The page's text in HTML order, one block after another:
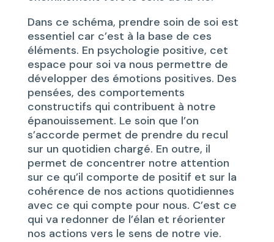
Dans ce schéma, prendre soin de soi est
essentiel car c’est à la base de ces
éléments. En psychologie positive, cet
espace pour soi va nous permettre de
développer des émotions positives. Des
pensées, des comportements
constructifs qui contribuent à notre
épanouissement. Le soin que l’on
s’accorde permet de prendre du recul
sur un quotidien chargé. En outre, il
permet de concentrer notre attention
sur ce qu’il comporte de positif et sur la
cohérence de nos actions quotidiennes
avec ce qui compte pour nous. C’est ce
qui va redonner de l’élan et réorienter
nos actions vers le sens de notre vie.